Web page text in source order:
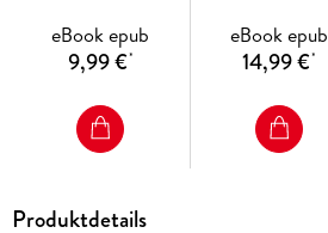
eBook epub
9,99 €*
eBook epub
14,99 €*
Produktdetails